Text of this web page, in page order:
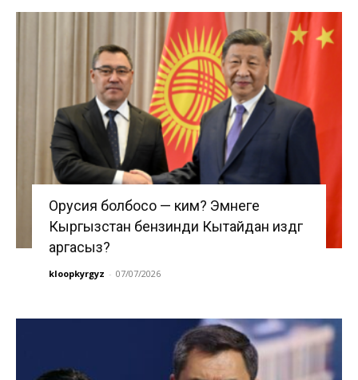
Орусия болбосо — ким? Эмнеге
Кыргызстан бензинди Кытайдан издөөгө
аргасыз?
kloopkyrgyz - 07/07/2026